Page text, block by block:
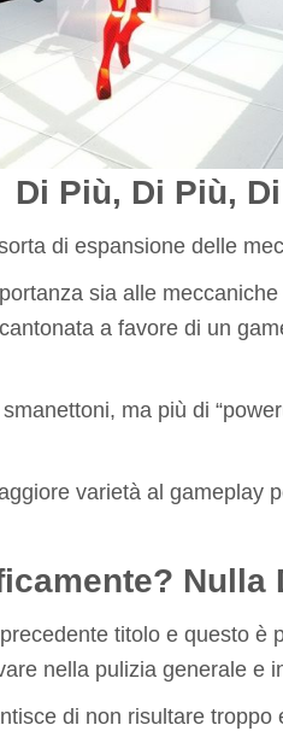
Di Più, Di Più,
di espansione delle
sia alle
a favore di un
ma più di
varietà al gameplay
Nulla
titolo e questo è
nella pulizia generale e
di non risultare